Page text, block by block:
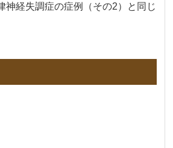
神経失調症の症例（その2）と同じ